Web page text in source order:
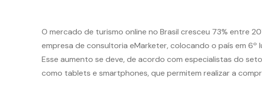
O mercado de turismo online no Brasil cresceu 73% entre
empresa de consultoria eMarketer, colocando o país em 6º
Esse aumento se deve, de acordo com especialistas do
como tablets e smartphones, que permitem realizar a